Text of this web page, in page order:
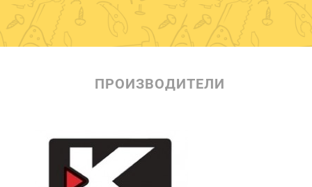
ПРОИЗВОДИТЕЛИ